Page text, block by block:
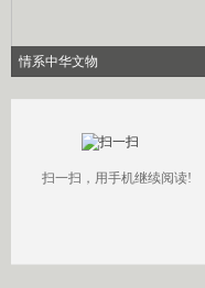
情系中华文物
扫一扫，用手机继续阅读!